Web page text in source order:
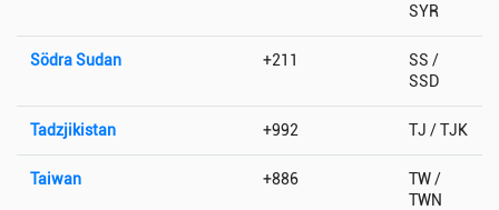
SYR
Södra Sudan +211
SS /
SSD
Tadzjikistan +992 TJ / TJK
Taiwan +886
TW /
TWN